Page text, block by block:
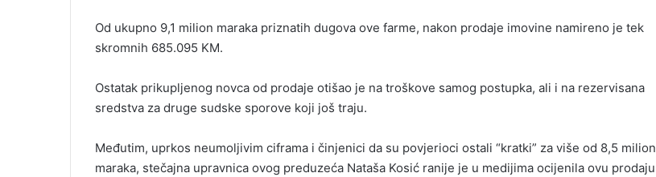
Od ukupno 9,1 milion maraka priznatih dugova ove farme, nakon prodaje imovine namireno je tek
skromnih 685.095 KM.
Ostatak prikupljenog novca od prodaje otišao je na troškove samog postupka, ali i na rezervisana
sredstva za druge sudske sporove koji još traju.
Međutim, uprkos neumoljivim ciframa i činjenici da su povjerioci ostali “kratki” za više od 8,5
maraka, stečajna upravnica ovog preduzeća Nataša Kosić ranije je u medijima ocijenila ovu prodaju